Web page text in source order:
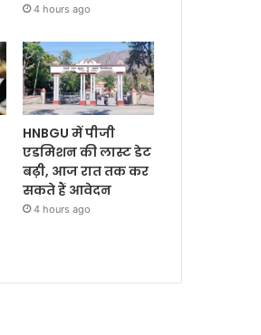
4 hours ago
HNBGU में पीजी
एडमिशन की लास्ट डेट
बढ़ी, आज रात तक कर
सकते हैं आवेदन
4 hours ago